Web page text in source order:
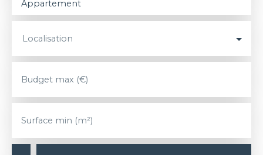
Appartement
Localisation
Budget max (€)
Surface min (m²)